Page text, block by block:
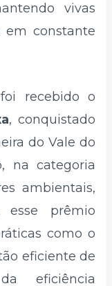
vivas
em constante
recebido o
, conquistado
do Vale do
na categoria
ambientais,
esse prêmio
como o
eficiente de
eficiência